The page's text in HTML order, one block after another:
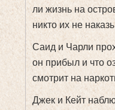
ли жизнь на
никто их не
Саид и Чарли
он прибыл и что
смотрит на
Джек и Кейт